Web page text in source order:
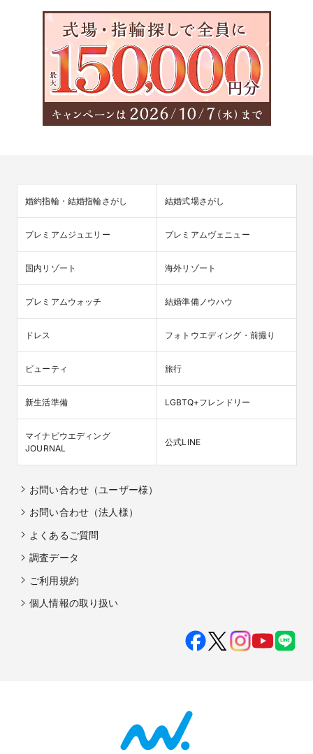
婚約指輪・結婚指輪さがし 結婚式場さがし
プレミアムジュエリー プレミアムヴェニュー
国内リゾート 海外リゾート
プレミアムウォッチ 結婚準備ノウハウ
ドレス フォトウエディング・前撮り
ビューティ 旅行
新生活準備 LGBTQ+フレンドリー
マイナビウエディング
JOURNAL
公式LINE
お問い合わせ（ユーザー様）
お問い合わせ（法人様）
よくあるご質問
調査データ
ご利用規約
個人情報の取り扱い